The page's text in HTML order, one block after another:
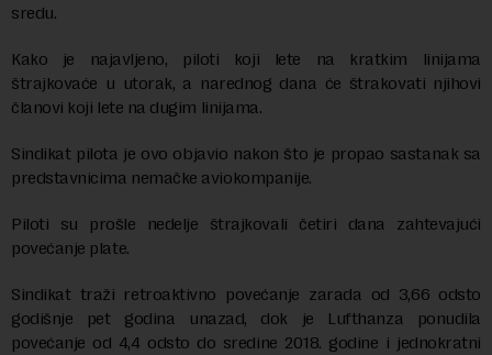
sredu.
Kako je najavljeno, piloti koji lete na kratkim linijama
štrajkovaće u utorak, a narednog dana će štrakovati njihovi
članovi koji lete na dugim linijama.
Sindikat pilota je ovo objavio nakon što je propao sastanak sa
predstavnicima nemačke aviokompanije.
Piloti su prošle nedelje štrajkovali četiri dana zahtevajući
povećanje plate.
Sindikat traži retroaktivno povećanje zarada od 3,66 odsto
godišnje pet godina unazad, dok je Lufthanza ponudila
povećanje od 4,4 odsto do sredine 2018. godine i jednokratni